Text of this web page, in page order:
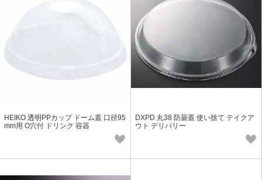
HEIKO 透明PPカップ ドーム蓋 口径95
mm用 O穴付 ドリンク 容器
DXPD 丸38 防曇蓋 使い捨て テイクア
ウト デリバリー